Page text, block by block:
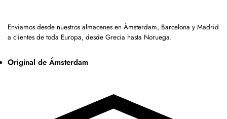
Enviamos desde nuestros almacenes en Ámsterdam, Barcelona y Madrid
a clientes de toda Europa, desde Grecia hasta Noruega.
Original de Ámsterdam